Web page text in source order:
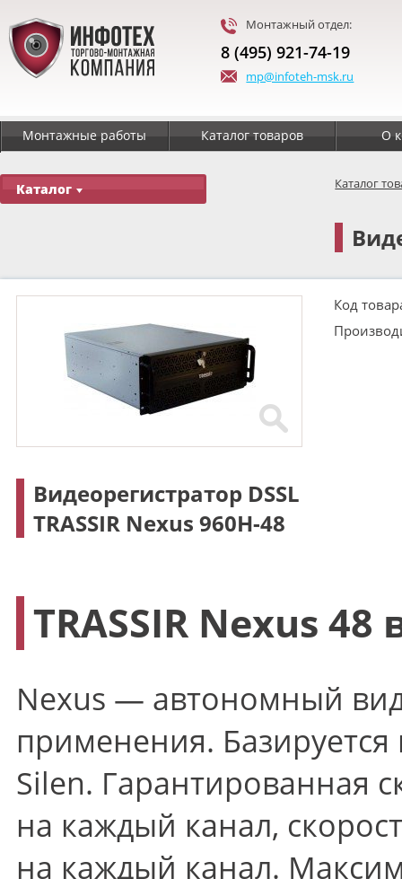
Монтажный отдел:
8 (495) 921-74-19
mp@infoteh-msk.ru
Монтажные работы Каталог товаров О
Каталог Каталог
Видеорегистратор DSSL
TRASSIR Nexus 960H-48
Код
TRASSIR Nexus
Nexus — автономный
применения. Базируется
Silen. Гарантированная
на каждый канал,
на каждый канал.